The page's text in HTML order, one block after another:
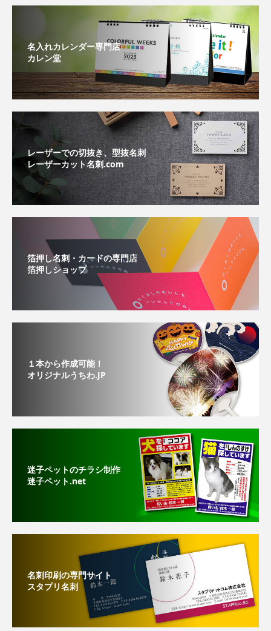
名入れカレンダー専門店
カレン堂
レーザーでの切抜き、型抜名刺
レーザーカット名刺.com
箔押し名刺・カードの専門店
箔押しショップ
１本から作成可能！
オリジナルうちわ.JP
迷子ペットのチラシ制作
迷子ペット.net
名刺印刷の専門サイト
スタプリ名刺